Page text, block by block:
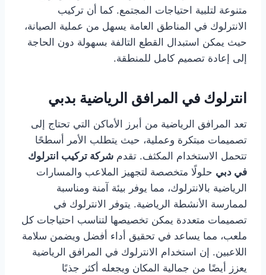
متنوعة لتلبية احتياجات المجتمع. كما أن تركيب
الانترلوك في المناطق العامة يسهل من عملية الصيانة،
حيث يمكن استبدال القطع التالفة بسهولة دون الحاجة
إلى إعادة تصميم كامل للمنطقة.
انترلوك في المرافق الرياضية بدبي
تعد المرافق الرياضية من أبرز الأماكن التي تحتاج إلى
تصميمات مبتكرة وعملية، حيث يتطلب الأمر أسطحًا
تتحمل الاستخدام المكثف. تقدم شركة تركيب انترلوك
في دبي حلولًا متخصصة لتجهيز الملاعب والمسارات
الرياضية بالانترلوك، مما يوفر بيئة آمنة ومناسبة
لممارسة الأنشطة الرياضية. يتوفر الانترلوك في
تصميمات متعددة يمكن تخصيصها لتناسب احتياجات كل
ملعب، مما يساعد في تحقيق أداء أفضل ويضمن سلامة
اللاعبين. إن استخدام الانترلوك في المرافق الرياضية
يعزز أيضًا من جمالية المكان ويجعله أكثر جذبًا